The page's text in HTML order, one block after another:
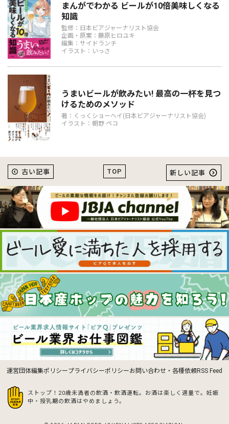
まんがでわかる ビールが10倍美味しくなる
知識
監修：日本ビアジャーナリスト協会
企画・原案：藤原ヒロユキ
編集：サイドランチ
イラスト：いっさ
うまいビールが飲みたい! 最高の一杯を見つ
けるためのメソッド
著：くっくショーヘイ(日本ビアジャーナリスト協会)
イラスト：朝野 ペコ
TOP
古い記事 新しい記事
運営団体編集ポリシープライバシーポリシーお問い合わせ・各種依頼RSS Feed
ストップ！20歳未満者の飲酒・飲酒運転。お酒は楽しく適量で。 妊娠
中・授乳期の飲酒はやめましょう。